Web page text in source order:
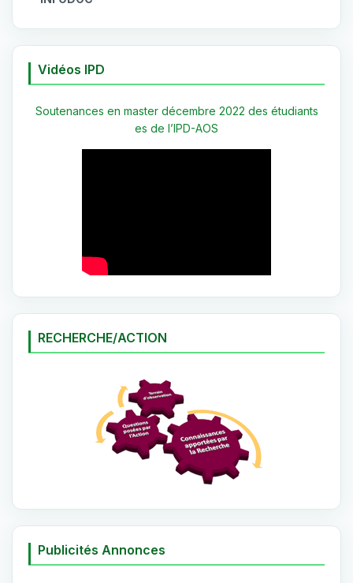
Vidéos IPD
Soutenances en master décembre 2022 des étudiants
es de l’IPD-AOS
RECHERCHE/ACTION
Publicités Annonces